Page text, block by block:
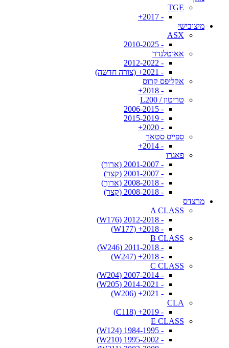
TGE
- 2017+
מיצובישי
ASX
- 2010-2025
אאוטלנדר
- 2012-2022
- 2021+ (צורה חדשה)
אקליפס קרוס
- 2018+
טריטון / L200
- 2006-2015
- 2015-2019
- 2020+
ספייס סטאר
- 2014+
פאגרו
- 2001-2007 (ארוך)
- 2001-2007 (קצר)
- 2008-2018 (ארוך)
- 2008-2018 (קצר)
מרצדס
A CLASS
- 2012-2018 (W176)
- 2018+ (W177)
B CLASS
- 2011-2018 (W246)
- 2018+ (W247)
C CLASS
- 2007-2014 (W204)
- 2014-2021 (W205)
- 2021+ (W206)
CLA
- 2019+ (C118)
E CLASS
- 1984-1995 (W124)
- 1995-2002 (W210)